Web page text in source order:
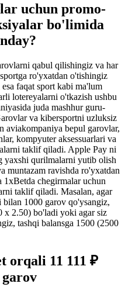
uchun promo-
bo'limida
qabul qilishingiz va har
ro'yxatdan o'tishingiz
faqat sport kabi ma'lum
lotereyalarni o'tkazish ushbu
juda mashhur guru-
va kibersportni uzluksiz
aviakompaniya bepul garovlar,
kompyuter aksessuarlari va
taklif qiladi. Apple Pay ni
yaxshi qurilmalarni yutib olish
muntazam ravishda ro'yxatdan
1xBetda chegirmalar uchun
taklif qiladi. Masalan, agar
1000 garov qo'ysangiz,
x 2.50) bo'ladi yoki agar siz
tashqi balansga 1500 (2500
orqali 11 111 ₽
garov